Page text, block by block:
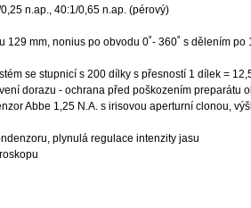
n.ap., 40:1/0,65 n.ap. (pérový)
129 mm, nonius po obvodu 0˚- 360˚ s dělením po
se stupnicí s 200 dílky s přesností 1 dílek =
dorazu - ochrana před poškozením preparátu
Abbe 1,25 N.A. s irisovou aperturní clonou,
plynulá regulace intenzity jasu